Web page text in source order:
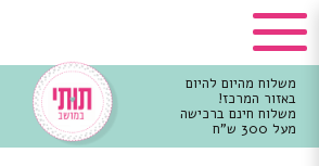
משלוח מהיום להיום
באזור המרכז!
משלוח חינם ברכישה
מעל 300 ש"ח